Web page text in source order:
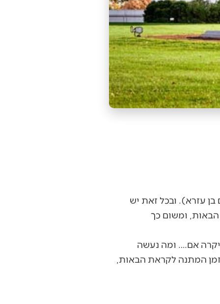
בן עזרא). ובכל זאת יש
הבאות, ומשום כך
אם…. ומה נעשה
המתנה לקראת הבאות,